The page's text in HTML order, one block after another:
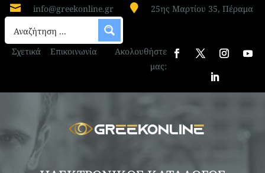
 info@greekonline.gr  25ης Μαρτίου 35, Πέραμα
Σχετικά Επικοινωνία
Ακολουθήστε
μας: